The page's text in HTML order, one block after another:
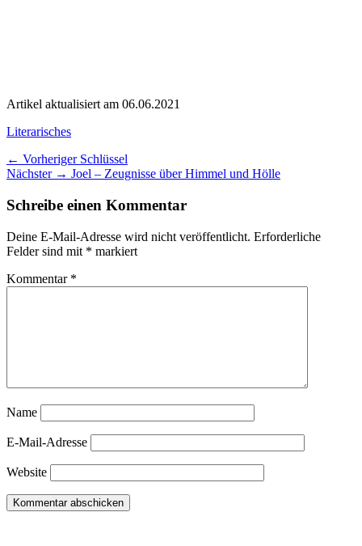
Artikel aktualisiert am 06.06.2021
Kategorien
Literarisches
Beitragsnavigation
← Vorheriger Vorheriger
Beitrag:
Schlüssel
Nächster → Nächster
Joel – Zeugnisse über Himmel und Hölle
Schreibe einen Kommentar
Deine E-Mail-Adresse wird nicht veröffentlicht. Erforderliche
Felder sind mit * markiert
Kommentar *
Name
E-Mail-Adresse
Website